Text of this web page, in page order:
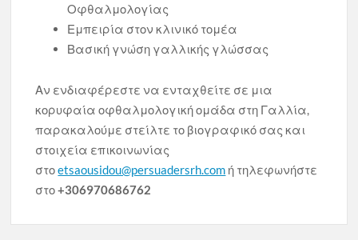
Οφθαλμολογίας
Εμπειρία στον κλινικό τομέα
Βασική γνώση γαλλικής γλώσσας
Αν ενδιαφέρεστε να ενταχθείτε σε μια
κορυφαία οφθαλμολογική ομάδα στη Γαλλία,
παρακαλούμε στείλτε το βιογραφικό σας και
στοιχεία επικοινωνίας
στοetsaousidou@persuadersrh.com ή τηλεφωνήστε
στο+306970686762